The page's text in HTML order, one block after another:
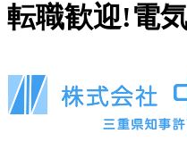
転職歓迎!電